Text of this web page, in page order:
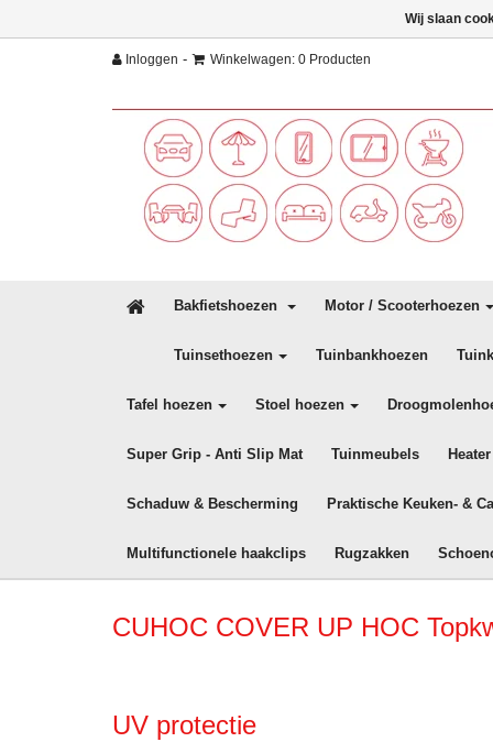
Inloggen - Winkelwagen: 0 Producten
Bakfietshoezen Motor / Scooterhoezen
Tuinsethoezen Tuinbankhoezen
Tafel hoezen Stoel hoezen
Super Grip - Anti Slip Mat Tuinmeubels
Schaduw & Bescherming Praktische Keuken- &
Multifunctionele haakclips Rugzakken
CUHOC COVER UP HOC
UV protectie
Wij slaan